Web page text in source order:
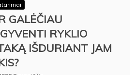
GALĖČIAU
RYKLIO
IŠDURIANT JAM